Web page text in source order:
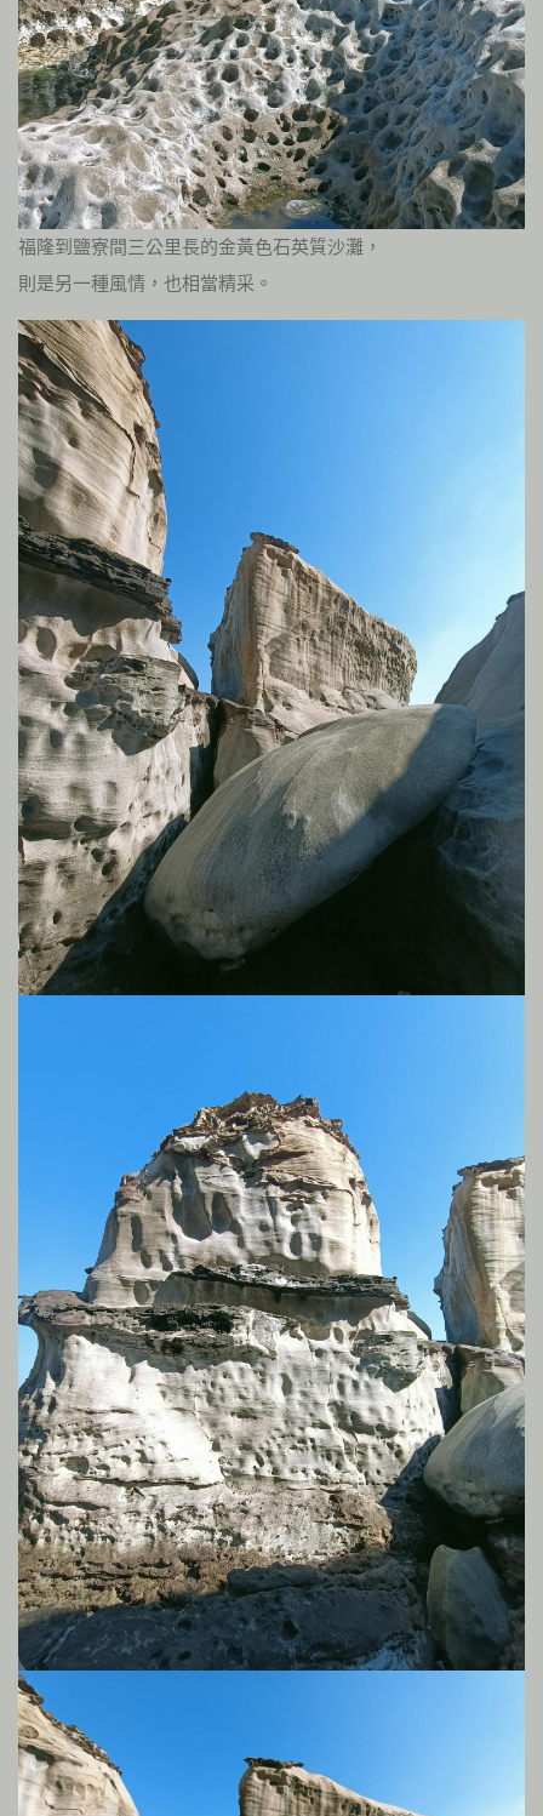
福隆到鹽寮間三公里長的金黃色石英質沙灘，
則是另一種風情，也相當精采。